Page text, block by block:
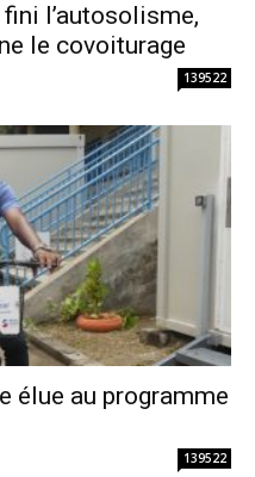
l’autosolisme,
le covoiturage
139522
élue au programme
139522